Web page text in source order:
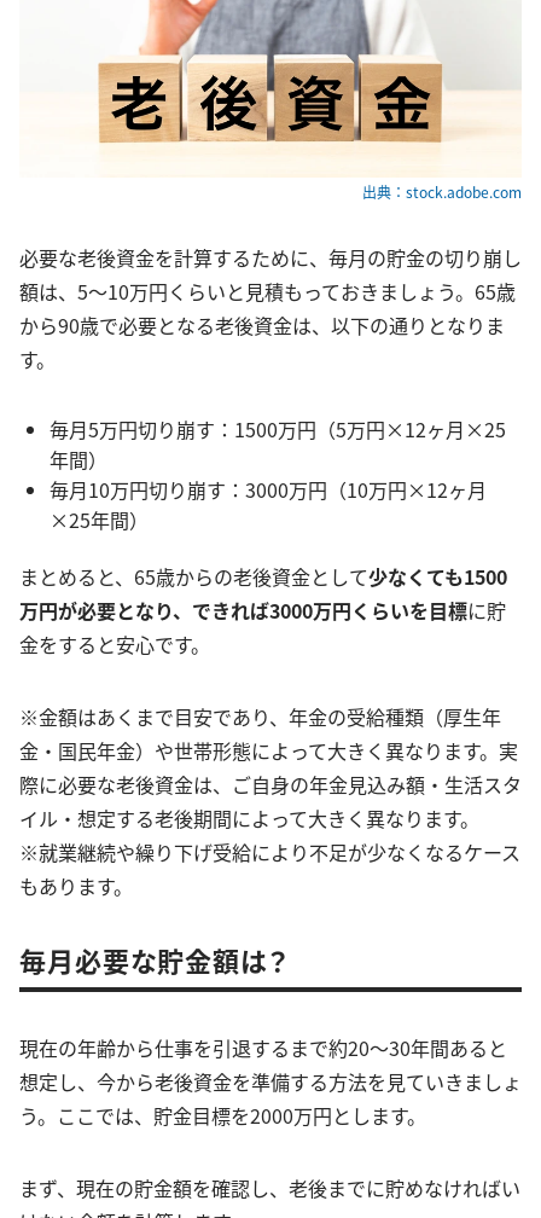
出典：stock.adobe.com
必要な老後資金を計算するために、毎月の貯金の切り崩し
額は、5～10万円くらいと見積もっておきましょう。65歳
から90歳で必要となる老後資金は、以下の通りとなりま
す。
毎月5万円切り崩す：1500万円（5万円×12ヶ月×25
年間）
毎月10万円切り崩す：3000万円（10万円×12ヶ月
×25年間）
まとめると、65歳からの老後資金として少なくても1500
万円が必要となり、できれば3000万円くらいを目標に貯
金をすると安心です。
※金額はあくまで目安であり、年金の受給種類（厚生年
金・国民年金）や世帯形態によって大きく異なります。実
際に必要な老後資金は、ご自身の年金見込み額・生活スタ
イル・想定する老後期間によって大きく異なります。
※就業継続や繰り下げ受給により不足が少なくなるケース
もあります。
毎月必要な貯金額は？
現在の年齢から仕事を引退するまで約20～30年間あると
想定し、今から老後資金を準備する方法を見ていきましょ
う。ここでは、貯金目標を2000万円とします。
まず、現在の貯金額を確認し、老後までに貯めなければい